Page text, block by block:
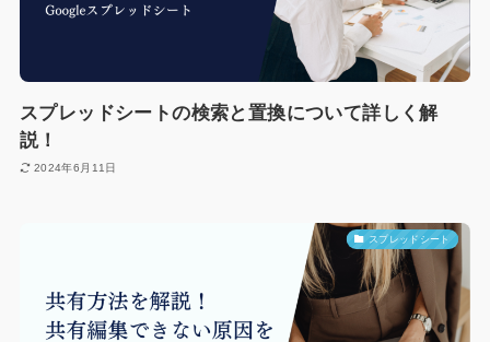
スプレッドシートの検索と置換について詳しく解
説！
2024年6月11日
スプレッドシート